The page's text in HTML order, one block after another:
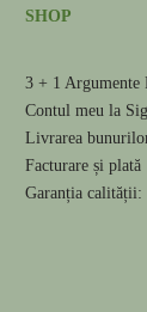
SHOP
3 + 1 Argumente
Contul meu la
Livrarea
Facturare și plată
Garanția calității: